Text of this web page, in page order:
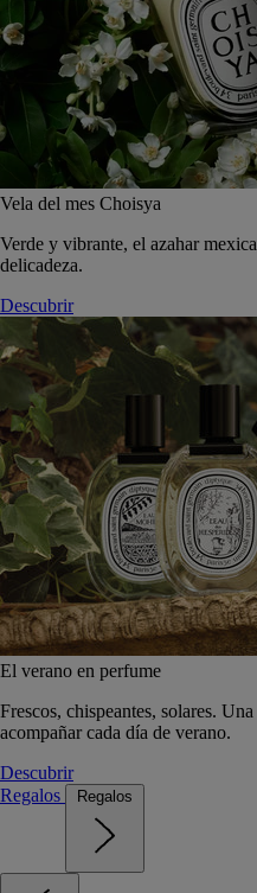
Vela del mes Choisya
Verde y vibrante, el azahar
delicadeza.
Descubrir
El verano en perfume
Frescos, chispeantes, solares.
acompañar cada día de verano.
Descubrir
Regalos
Regalos